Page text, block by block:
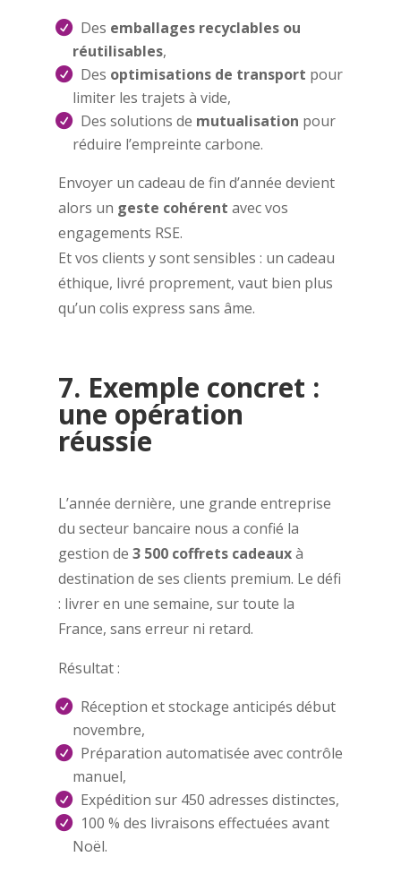
Des emballages recyclables ou
réutilisables,
Des optimisations de transport pour
limiter les trajets à vide,
Des solutions de mutualisation pour
réduire l’empreinte carbone.
Envoyer un cadeau de fin d’année devient
alors un geste cohérent avec vos
engagements RSE.
Et vos clients y sont sensibles : un cadeau
éthique, livré proprement, vaut bien plus
qu’un colis express sans âme.
7. Exemple concret :
une opération
réussie
L’année dernière, une grande entreprise
du secteur bancaire nous a confié la
gestion de 3 500 coffrets cadeauxà
destination de ses clients premium. Le défi
: livrer en une semaine, sur toute la
France, sans erreur ni retard.
Résultat :
Réception et stockage anticipés début
novembre,
Préparation automatisée avec contrôle
manuel,
Expédition sur 450 adresses distinctes,
100 % des livraisons effectuées avant
Noël.